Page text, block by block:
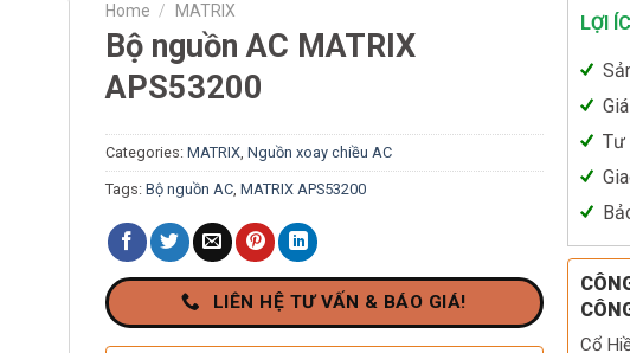
Home / MATRIX
Bộ nguồn AC MATRIX
APS53200
Categories:MATRIX ,Nguồn xoay chiều AC
Tags:Bộ nguồn AC ,MATRIX APS53200
LIÊN HỆ TƯ VẤN & BÁO GIÁ!
LỢI
Tư
Cổ